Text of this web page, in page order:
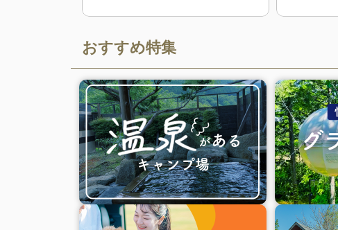
おすすめ特集